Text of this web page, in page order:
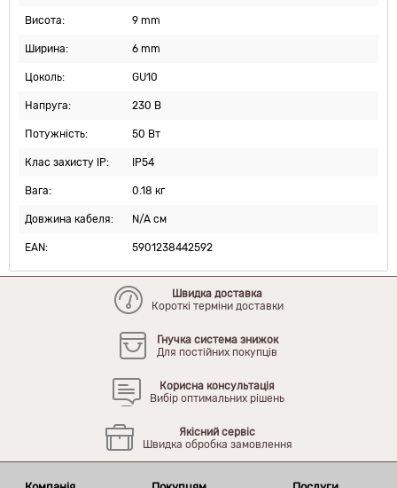
Висота: 9 mm
Ширина: 6 mm
Цоколь: GU10
Напруга: 230 В
Потужність: 50 Вт
Клас захисту IP: IP54
Вага: 0.18 кг
Довжина кабеля: N/A см
EAN: 5901238442592
Швидка доставка
Короткі терміни доставки
Гнучка система знижок
Для постійних покупців
Корисна консультація
Вибір оптимальних рішень
Якісний сервіс
Швидка обробка замовлення